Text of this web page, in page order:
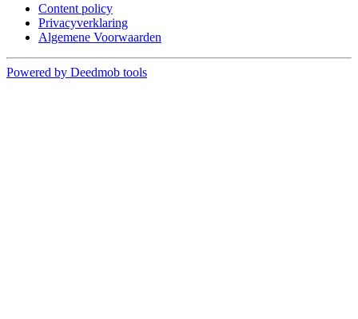
Content policy
Privacyverklaring
Algemene Voorwaarden
Powered by Deedmob tools